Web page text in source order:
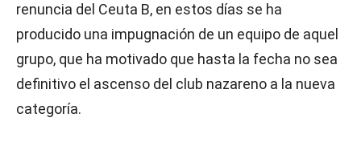
renuncia del Ceuta B, en estos días se ha
producido una impugnación de un equipo de aquel
grupo, que ha motivado que hasta la fecha no sea
definitivo el ascenso del club nazareno a la nueva
categoría.